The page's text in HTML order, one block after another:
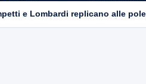
e Lombardi replicano alle